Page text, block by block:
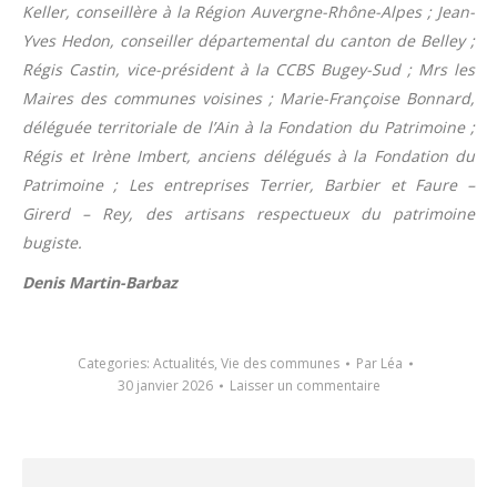
Keller, conseillère à la Région Auvergne-Rhône-Alpes ; Jean-
Yves Hedon, conseiller départemental du canton de Belley ;
Régis Castin, vice-président à la CCBS Bugey-Sud ; Mrs les
Maires des communes voisines ; Marie-Françoise Bonnard,
déléguée territoriale de l’Ain à la Fondation du Patrimoine ;
Régis et Irène Imbert, anciens délégués à la Fondation du
Patrimoine ; Les entreprises Terrier, Barbier et Faure –
Girerd – Rey, des artisans respectueux du patrimoine
bugiste.
Denis Martin-Barbaz
Categories: Actualités, Vie des communes Par Léa
30 janvier 2026
Laisser un commentaire